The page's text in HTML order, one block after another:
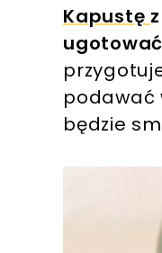
Kapustę
podawać
będzie